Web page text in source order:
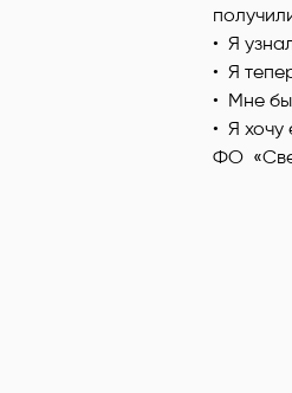
• Я
• Я
• Мне
• Я хочу
ФО